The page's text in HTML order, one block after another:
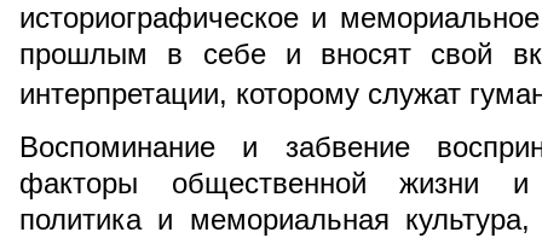
историографическое и
прошлым в себе и вносят свой
интерпретации, которому служат
Воспоминание и забвение
факторы общественной жизни и
политика и мемориальная